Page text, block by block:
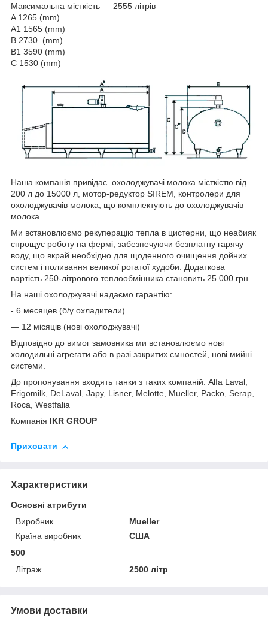
Максимальна місткість — 2555 літрів
A 1265 (mm)
A1 1565 (mm)
B 2730 (mm)
B1 3590 (mm)
C 1530 (mm)
Наша компанія привідає охолоджувачі молока місткістю від
200 л до 15000 л, мотор-редуктор SIREM, контролери для
охолоджувачів молока, що комплектують до охолоджувачів
молока.
Ми встановлюємо рекуперацію тепла в цистерни, що неабияк
спрощує роботу на фермі, забезпечуючи безплатну гарячу
воду, що вкрай необхідно для щоденного очищення дойних
систем і поливання великої рогатої худоби. Додаткова
вартість 250-літрового теплообмінника становить 25 000 грн.
На наші охолоджувачі надаємо гарантію:
- 6 месяцев (б/у охладители)
— 12 місяців (нові охолоджувачі)
Відповідно до вимог замовника ми встановлюємо нові
холодильні агрегати або в разі закритих ємностей, нові мийні
системи.
До пропонування входять танки з таких компаній: Alfa Laval,
Frigomilk, DeLaval, Japy, Lisner, Melotte, Mueller, Packo, Serap,
Roca, Westfalia
Компанія IKR GROUP
Приховати
Характеристики
Основні атрибути
Виробник
Mueller
Країна виробник
США
500
Літраж
2500 літр
Умови доставки